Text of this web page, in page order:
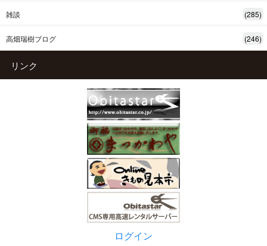
雑談 (285)
高畑瑞樹ブログ (246)
リンク
ログイン